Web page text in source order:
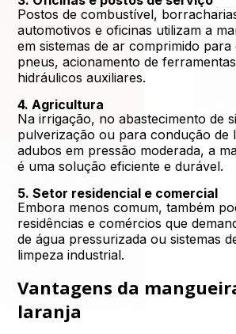
Postos de combustível,
automotivos e oficinas utilizam a
em sistemas de ar comprimido para
pneus, acionamento de
hidráulicos auxiliares.
4. Agricultura
Na irrigação, no abastecimento de
pulverização ou para condução de
adubos em pressão moderada, a
é uma solução eficiente e durável.
5. Setor residencial e comercial
Embora menos comum, também
residências e comércios que
de água pressurizada ou sistemas
limpeza industrial.
Vantagens da
laranja